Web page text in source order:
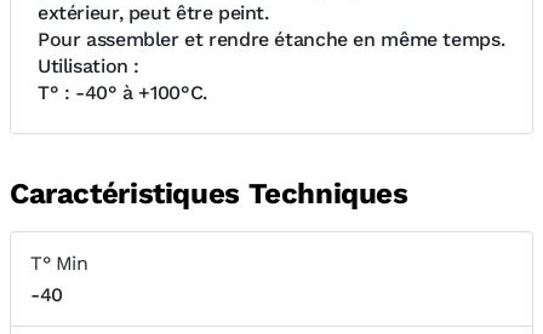
extérieur, peut être peint.
Pour assembler et rendre étanche en même temps.
Utilisation :
T° : -40° à +100°C.
Caractéristiques Techniques
T° Min
-40